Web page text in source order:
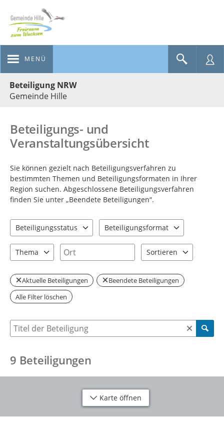
MENÜ
Beteiligung NRW
Gemeinde Hille
Beteiligungs- und
Veranstaltungsübersicht
Sie können gezielt nach Beteiligungsverfahren zu
bestimmten Themen und Beteiligungsformaten in Ihrer
Region suchen. Abgeschlossene Beteiligungsverfahren
finden Sie unter „Beendete Beteiligungen“.
Beteiligungsstatus
Beteiligungsformat
Thema
Ort
Sortieren
Aktuelle Beteiligungen
Beendete Beteiligungen
Alle Filter löschen
Suche nach Beteiligung
9 Beteiligungen
Karte öffnen